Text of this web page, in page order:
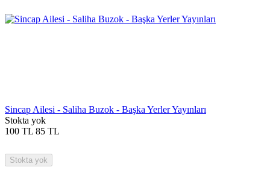
Sincap Ailesi - Saliha Buzok - Başka Yerler Yayınları
Stokta yok
100 TL 85 TL
Stokta yok